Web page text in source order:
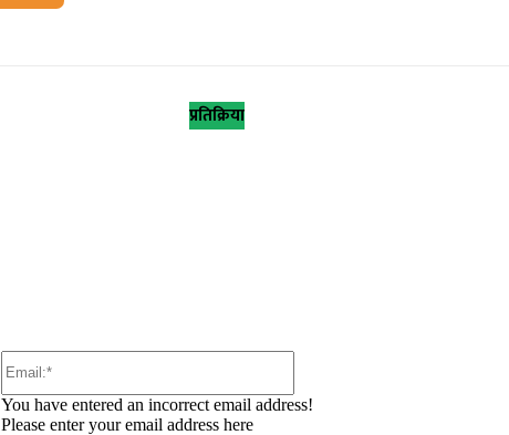
प्रतिक्रिया
You have entered an incorrect email address!
Please enter your email address here